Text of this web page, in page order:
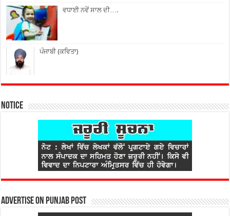
ਵਧਾਈ ਨਵੇਂ ਸਾਲ ਦੀ….
ਪੰਜਾਬੀ (ਕਵਿਤਾ)
Notice
Advertise on Punjab Post